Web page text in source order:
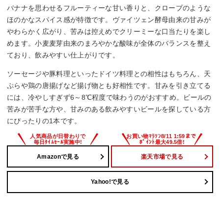
バナナを思わせるフルーティーな甘い香りと、クローブのような
ほのかなスパイス感が特徴です。ヴァイツェン酵母由来の甘みが
やわらかく広がり、苦みは控えめでクリーミーな口当たりを楽し
めます。小麦麦芽由来のまろやかな酸味が全体のバランスを整え
ており、飲みやすい仕上がりです。
ソーセージや豚料理といったドイツ料理との相性はもちろん、天
ぷらや鶏の唐揚げなど揚げ物とも好相性です。甘みを引き立てる
には、冷やしすぎず6～8℃程度で味わうのがおすすめ。ビールの
苦みが苦手な方や、甘みのある飲みやすいビールを探している方
にぴったりの1本です。
Amazonで見る 楽天市場で見る
Yahoo!で見る